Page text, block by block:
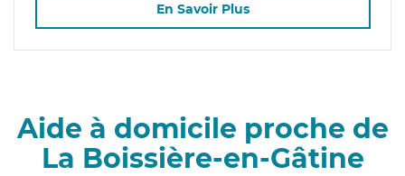
En Savoir Plus
Aide à domicile proche de
La Boissière-en-Gâtine